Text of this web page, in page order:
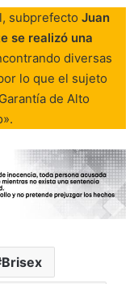
subprefecto Juan
se realizó una
diversas
lo que el sujeto
de Alto
Brisex